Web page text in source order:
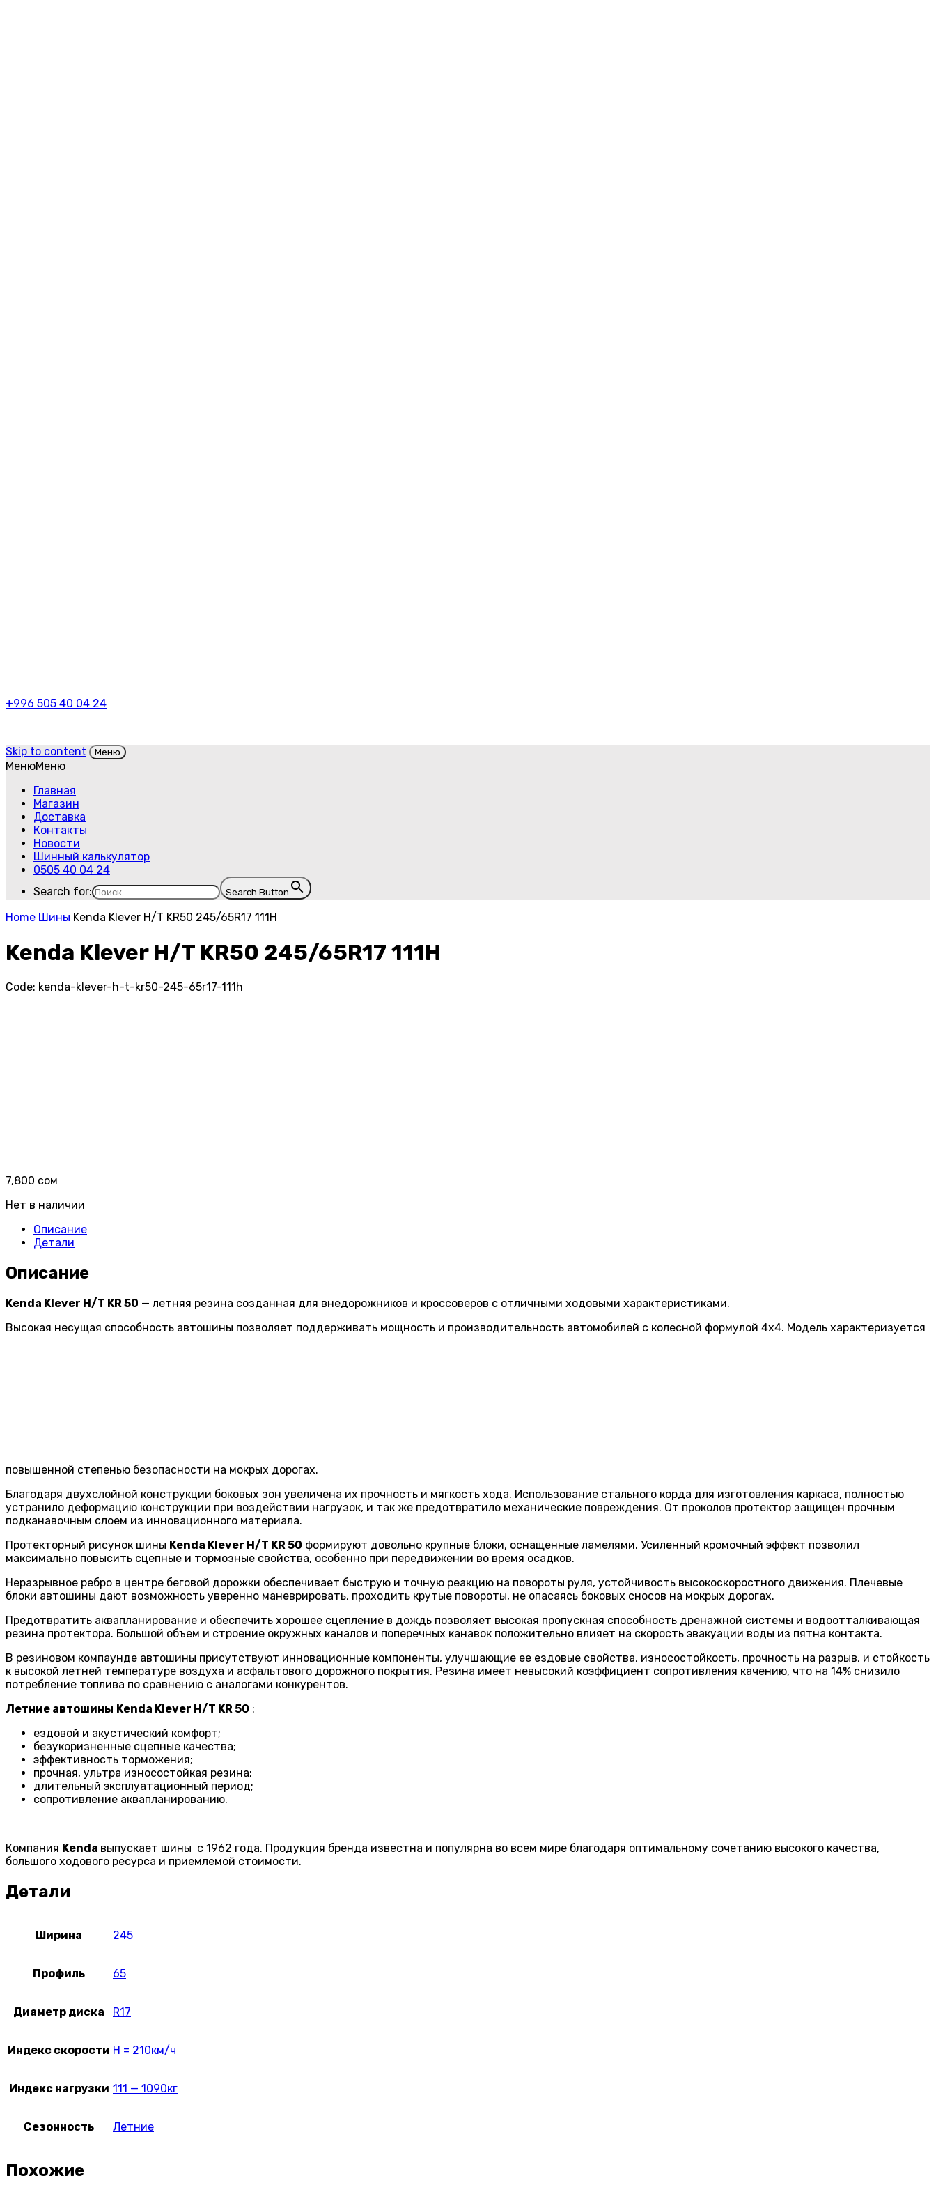
+996 505 40 04 24
Skip to content Меню
МенюМеню
Главная
Магазин
Доставка
Контакты
Новости
Шинный калькулятор
0505 40 04 24
Search for:
Search Button
Home Шины Kenda Klever H/T KR50 245/65R17 111H
Kenda Klever H/T KR50 245/65R17 111H
Code: kenda-klever-h-t-kr50-245-65r17-111h
7,800 сом
Нет в наличии
Описание
Детали
Описание
Kenda Klever H/T KR 50 — летняя резина созданная для внедорожников и кроссоверов с отличными ходовыми характеристиками.
Высокая несущая способность автошины позволяет поддерживать мощность и производительность автомобилей с колесной формулой 4х4. Модель характеризуется
повышенной степенью безопасности на мокрых дорогах.
Благодаря двухслойной конструкции боковых зон увеличена их прочность и мягкость хода. Использование стального корда для изготовления каркаса, полностью
устранило деформацию конструкции при воздействии нагрузок, и так же предотвратило механические повреждения. От проколов протектор защищен прочным
подканавочным слоем из инновационного материала.
Протекторный рисунок шины Kenda Klever H/T KR 50 формируют довольно крупные блоки, оснащенные ламелями. Усиленный кромочный эффект позволил
максимально повысить сцепные и тормозные свойства, особенно при передвижении во время осадков.
Неразрывное ребро в центре беговой дорожки обеспечивает быструю и точную реакцию на повороты руля, устойчивость высокоскоростного движения. Плечевые
блоки автошины дают возможность уверенно маневрировать, проходить крутые повороты, не опасаясь боковых сносов на мокрых дорогах.
Предотвратить аквапланирование и обеспечить хорошее сцепление в дождь позволяет высокая пропускная способность дренажной системы и водоотталкивающая
резина протектора. Большой объем и строение окружных каналов и поперечных канавок положительно влияет на скорость эвакуации воды из пятна контакта.
В резиновом компаунде автошины присутствуют инновационные компоненты, улучшающие ее ездовые свойства, износостойкость, прочность на разрыв, и стойкость
к высокой летней температуре воздуха и асфальтового дорожного покрытия. Резина имеет невысокий коэффициент сопротивления качению, что на 14% снизило
потребление топлива по сравнению с аналогами конкурентов.
Летние автошины Kenda Klever H/T KR 50 :
ездовой и акустический комфорт;
безукоризненные сцепные качества;
эффективность торможения;
прочная, ультра износостойкая резина;
длительный эксплуатационный период;
сопротивление аквапланированию.
Компания Kenda выпускает шины с 1962 года. Продукция бренда известна и популярна во всем мире благодаря оптимальному сочетанию высокого качества,
большого ходового ресурса и приемлемой стоимости.
Детали
Ширина 245
Профиль 65
Диаметр диска R17
Индекс скорости H = 210км/ч
Индекс нагрузки 111 — 1090кг
Сезонность Летние
Похожие